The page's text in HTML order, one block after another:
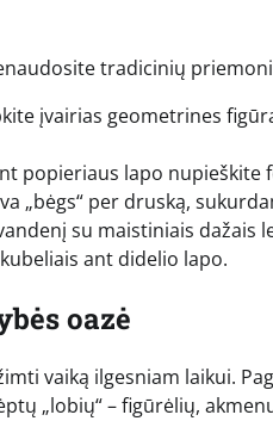
tradicinių
įvairias geometrines
popieriaus lapo nupieškite
„bėgs“ per druską,
su maistiniais dažais
ant didelio lapo.
oazė
vaiką ilgesniam laikui.
„lobių“ – figūrėlių,